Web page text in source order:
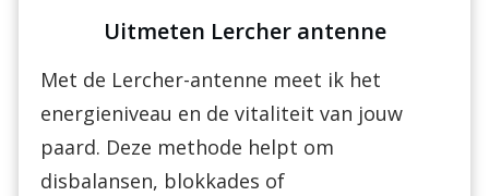
Uitmeten Lercher antenne
Met de Lercher-antenne meet ik het
energieniveau en de vitaliteit van jouw
paard. Deze methode helpt om
disbalansen, blokkades of